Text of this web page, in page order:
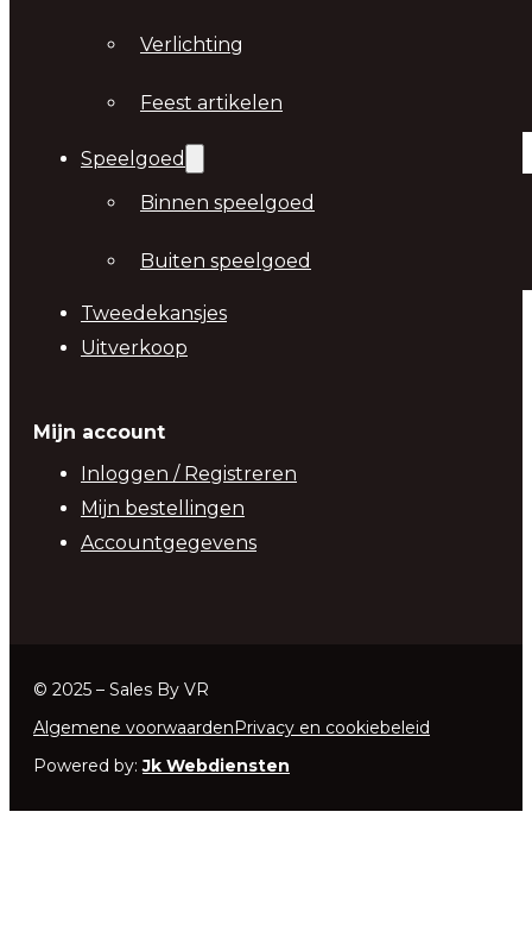
Verlichting
Feest artikelen
Speelgoed
Binnen speelgoed
Buiten speelgoed
Tweedekansjes
Uitverkoop
Mijn account
Inloggen / Registreren
Mijn bestellingen
Accountgegevens
© 2025 – Sales By VR
Algemene voorwaarden Privacy en cookiebeleid
Powered by:Jk Webdiensten